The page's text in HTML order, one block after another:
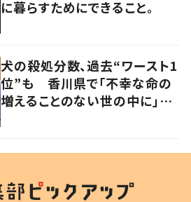
に暮らすためにできること。
犬の殺処分数、過去“ワースト1
位”も 香川県で「不幸な命の
増えることのない世の中に」と